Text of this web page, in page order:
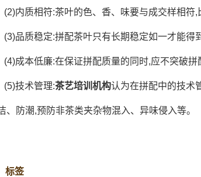
(2)内质相符:茶叶的色、香、味要与成交样相符
(3)品质稳定:拼配茶叶只有长期稳定如一才能得
(4)成本低廉:在保证拼配质量的同时,应不突破
(5)技术管理:茶艺培训机构认为在拼配中的技术
、防潮,预防非茶类夹杂物混入、异味侵入等。
标签